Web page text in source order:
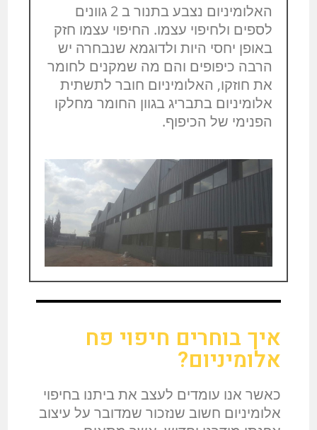
האלומיניום נצבע בתנור ב 2 גוונים
לספים ולחיפוי עצמו. החיפוי עצמו חזק
באופן יחסי היות ולדוגמא שנבחרה יש
הרבה כיפופים והם מה שמקנים לחומר
את חוזקו, האלומיניום חובר לתשתית
אלומיניום בתבריג בגוון החומר מחלקו
הפנימי של הכיפוף.
איך בוחרים חיפוי פח
אלומיניום?
כאשר אנו עומדים לעצב את ביתנו בחיפוי
אלומיניום חשוב שנזכור שמדובר על עיצוב